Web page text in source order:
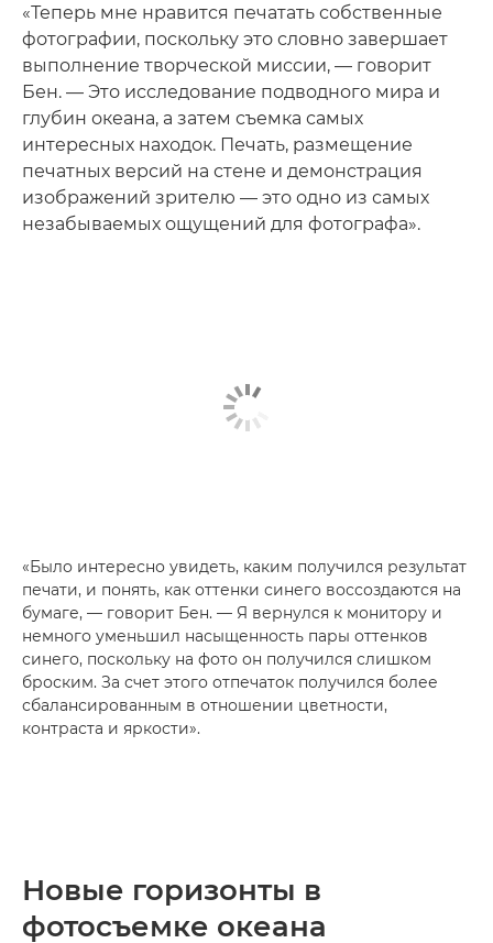
«Теперь мне нравится печатать собственные
фотографии, поскольку это словно завершает
выполнение творческой миссии, — говорит
Бен. — Это исследование подводного мира и
глубин океана, а затем съемка самых
интересных находок. Печать, размещение
печатных версий на стене и демонстрация
изображений зрителю — это одно из самых
незабываемых ощущений для фотографа».
«Было интересно увидеть, каким получился результат
печати, и понять, как оттенки синего воссоздаются на
бумаге, — говорит Бен. — Я вернулся к монитору и
немного уменьшил насыщенность пары оттенков
синего, поскольку на фото он получился слишком
броским. За счет этого отпечаток получился более
сбалансированным в отношении цветности,
контраста и яркости».
Новые горизонты в
фотосъемке океана